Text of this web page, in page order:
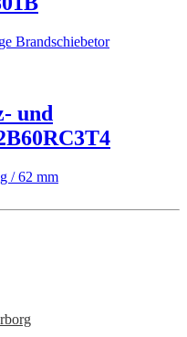
Brandschiebetor
und
/ 62 mm